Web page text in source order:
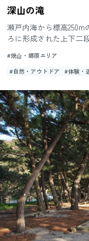
深山の滝
瀬戸内海から標高
ろに形成された上下二
#焼山・郷原エリア
#自然・アウトドア #体験・